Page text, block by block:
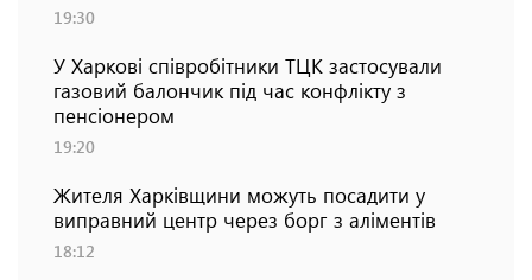
19:30
У Харкові співробітники ТЦК застосували
газовий балончик під час конфлікту з
пенсіонером
19:20
Жителя Харківщини можуть посадити у
виправний центр через борг з аліментів
18:12